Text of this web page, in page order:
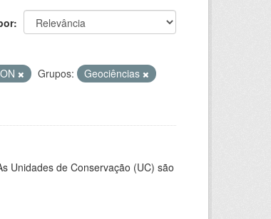
Grupos:
Geociências
Unidades de Conservação (UC) são